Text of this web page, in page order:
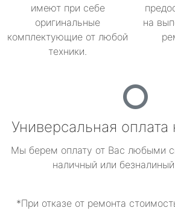
имеют при себе
оригинальные
комплектующие от любой
техники.
на
Универсальная оплата
Мы берем оплату от Вас любыми
наличный или
*При отказе от ремонта